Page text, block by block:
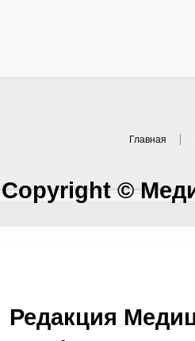
Главная
Copyright ©
Редакция